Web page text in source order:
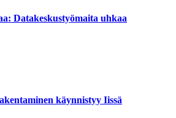
Datakeskustyömaita uhkaa
käynnistyy Iissä